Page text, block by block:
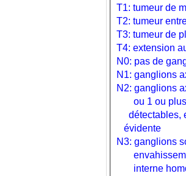
CONSTANTES BIOLOGIQUES
CONSTANTES BIOLOGIQUES
CONSTANTES BIOLOGIQUES
CONSTIPATION - CONSEILS
CONSTIPATION DE L'ADULTE
CONSTIPATION DE L'ENFANT
CONTENTION PLATREE -
CONTENTION PLATREE -
T1: tumeur de
T2: tumeur
T3: tumeur de
T4: extension
N0: pas de
N1: ganglions
N2: ganglions
ou 1 ou
détectables,
évidente
N3: ganglions
interne